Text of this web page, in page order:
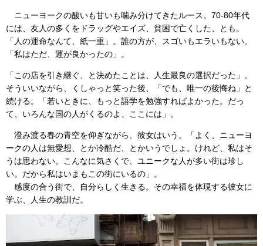
ニューヨークの酸いも甘いも噛み分けてきたルース。70-80年代
には、友人の多くをドラッグやエイズ、貧困で亡くした、とも。
「人の運命なんて、紙一重」。誰の方が、スゴいもエラいもない。
「私はただ、運が良かったの」。
「この店を引き継ぐ、と決めたことは、人生最良の選択だった」。
そういいながら、くしゃっと笑った後、「でも、唯一の後悔ね」と
続ける。「若いときに、もっと語学を勉強すればよかった。だっ
て、いろんな国の人がくるのよ、ここには」。
澄み渡る春の青空を仰ぎながら、彼女はいう。「よく、ニューヨ
ークの人は無愛想、とか冷酷だ、とかいうでしょ。けれど、私はそ
うは思わない。こんなに気さくで、ユニークな人が多い街は珍し
い。だから私はいまもこの街にいるの」。
感度の合う街で、自分らしく生きる。その幸福を体現する彼女に
学ぶ、人生の教訓だ。